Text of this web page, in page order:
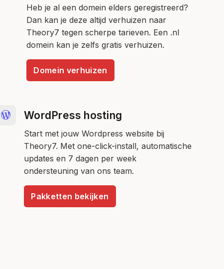
Heb je al een domein elders geregistreerd?
Dan kan je deze altijd verhuizen naar
Theory7 tegen scherpe tarieven. Een .nl
domein kan je zelfs gratis verhuizen.
Domein verhuizen
WordPress hosting
Start met jouw Wordpress website bij
Theory7. Met one-click-install, automatische
updates en 7 dagen per week
ondersteuning van ons team.
Pakketten bekijken